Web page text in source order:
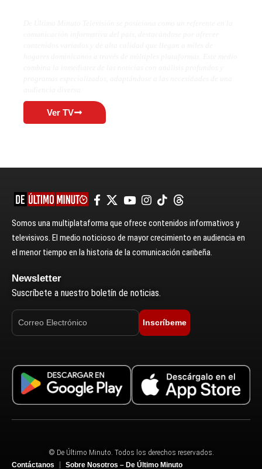
Ver TV
Somos una multiplataforma que ofrece contenidos informativos y
televisivos. El medio noticioso de mayor crecimiento en audiencia en
el menor tiempo en la historia de la comunicación caribeña.
Newsletter
Suscríbete a nuestro boletín de noticias.
Inscríbeme
© De Último Minuto. Todos los derechos reservados.
Contáctanos Sobre Nosotros – De Último Minuto